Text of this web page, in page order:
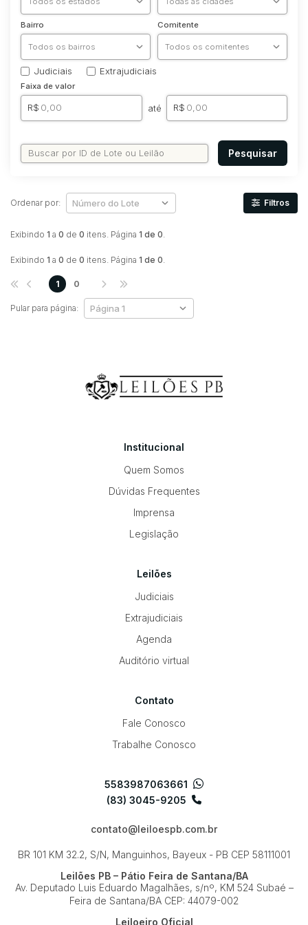
Bairro Comitente
Judiciais Extrajudiciais
Faixa de valor
R$ até R$
Pesquisar
Exibindo 1 a 0 de 0 itens. Página 1 de 0.
Ordenar por: Filtros
Exibindo 1 a 0 de 0 itens. Página 1 de 0.
Pular para página:
1 0
Institucional
Quem Somos
Dúvidas Frequentes
Imprensa
Legislação
Leilões
Judiciais
Extrajudiciais
Agenda
Auditório virtual
Contato
Fale Conosco
Trabalhe Conosco
5583987063661
(83) 3045-9205
contato@leiloespb.com.br
BR 101 KM 32.2, S/N, Manguinhos, Bayeux - PB CEP 58111001
Leilões PB – Pátio Feira de Santana/BA
Av. Deputado Luis Eduardo Magalhães, s/nº, KM 524Subaé –
Feira de Santana/BA CEP: 44079-002
Leiloeiro Oficial